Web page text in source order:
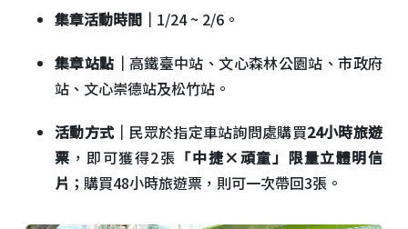
集章活動時間｜ 1/24 ~ 2/6。
集章站點｜ 高鐵臺中站、文心森林公園站、市政府
站、文心崇德站及松竹站。
活動方式｜ 民眾於指定車站詢問處購買24小時旅遊
票 ，即可獲得2張 「中捷×頑童」限量立體明信
片 ；購買48小時旅遊票，則可一次帶回3張。